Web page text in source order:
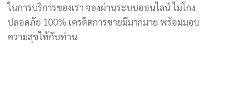
ในการบริการของเรา จองผ่านระบบออนไลน์ ไม่โกง
ปลอดภัย 100% เครดิตการขายมีมากมาย พร้อมมอบ
ความสุขให้กับท่าน